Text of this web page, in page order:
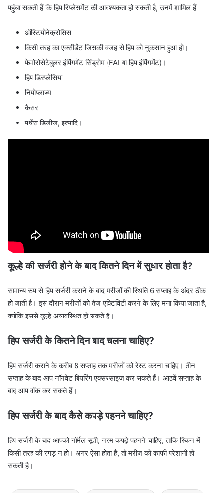
पहुंचा सकती हैं कि हिप रिप्लेसमेंट की आवश्यकता हो सकती है, उनमें शामिल हैं
ऑस्टियोनेक्रोसिस
किसी तरह का एक्सीडेंट जिसकी वजह से हिप को नुकसान हुआ हो।
फेमोरोसेटेबुलर इंपिंगमेंट सिंड्रोम (FAI या हिप इंपिंगमेंट)।
हिप डिस्प्लेसिया
नियोप्लाज्म
कैंसर
पर्थेस डिजीज, इत्यादि।
कूल्हे की सर्जरी होने के बाद कितने दिन में सुधार होता है?
सामान्य रूप से हिप सर्जरी कराने के बाद मरीजों की स्थिति 6 सप्ताह के अंदर ठीक
हो जाती है। इस दौरान मरीजों को तेज एक्टिविटी करने के लिए मना किया जाता है,
क्योंकि इससे कूल्हे अव्यवस्थित हो सकते हैं।
हिप सर्जरी के कितने दिन बाद चलना चाहिए?
हिप सर्जरी कराने के करीब 8 सप्ताह तक मरीजों को रेस्ट करना चाहिए। तीन
सप्ताह के बाद आप नॉनवेट बियरिंग एक्सरसाइज कर सकते हैं। आठवें सप्ताह के
बाद आप वॉक कर सकते हैं।
हिप सर्जरी के बाद कैसे कपड़े पहनने चाहिए?
हिप सर्जरी के बाद आपको नॉर्मल सूती, नरम कपड़े पहनने चाहिए, ताकि स्किन में
किसी तरह की रगड़ न हो। अगर ऐसा होता है, तो मरीज को काफी परेशानी हो
सकती है।